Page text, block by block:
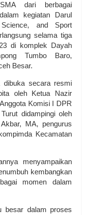
dari berbagai
kegiatan Darul
and Sport
selama tiga
di komplek Dayah
Tumbo Baro,
Besar.
dibuka secara resmi
oleh Ketua Nazir
Komisi I DPR
didampingi oleh
MA, pengurus
Kecamatan
menyampaikan
kembangkan
momen dalam
besar dalam proses